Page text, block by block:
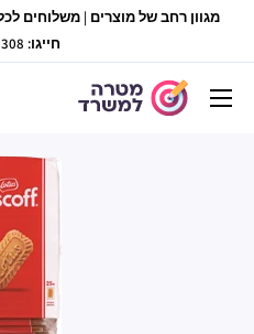
מגוון רחב של מוצרים | משלוחים
חייגו: 037307308
מטרה